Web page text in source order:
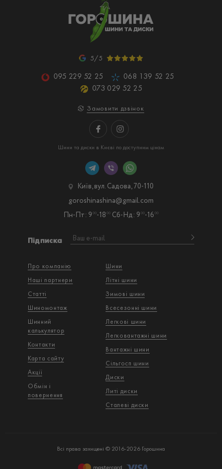
5/5
095 229 52 25
068 139 52 25
073 029 52 25
Замовити дзвінок
Шини та диски в Києві по доступним цінам
Про компанію
Наші партнери
Статті
Шиномонтаж
Шинний
калькулятор
Контакти
Карта сайту
Акції
Обмін і
повернення
Шини
Літні шини
Зимові шини
Всесезонні шини
Легкові шини
Легковантажнi шини
Вантажнi шини
Сільгосп шини
Диски
Литі диски
Сталеві диски
Підписка
Київ, вул. Садова, 70-110
Пн-Пт: 9 00-18 00 Сб-Нд: 9 00-16 00
goroshinashina@gmail.com
Всі права захищені © 2016-2026 Горошина